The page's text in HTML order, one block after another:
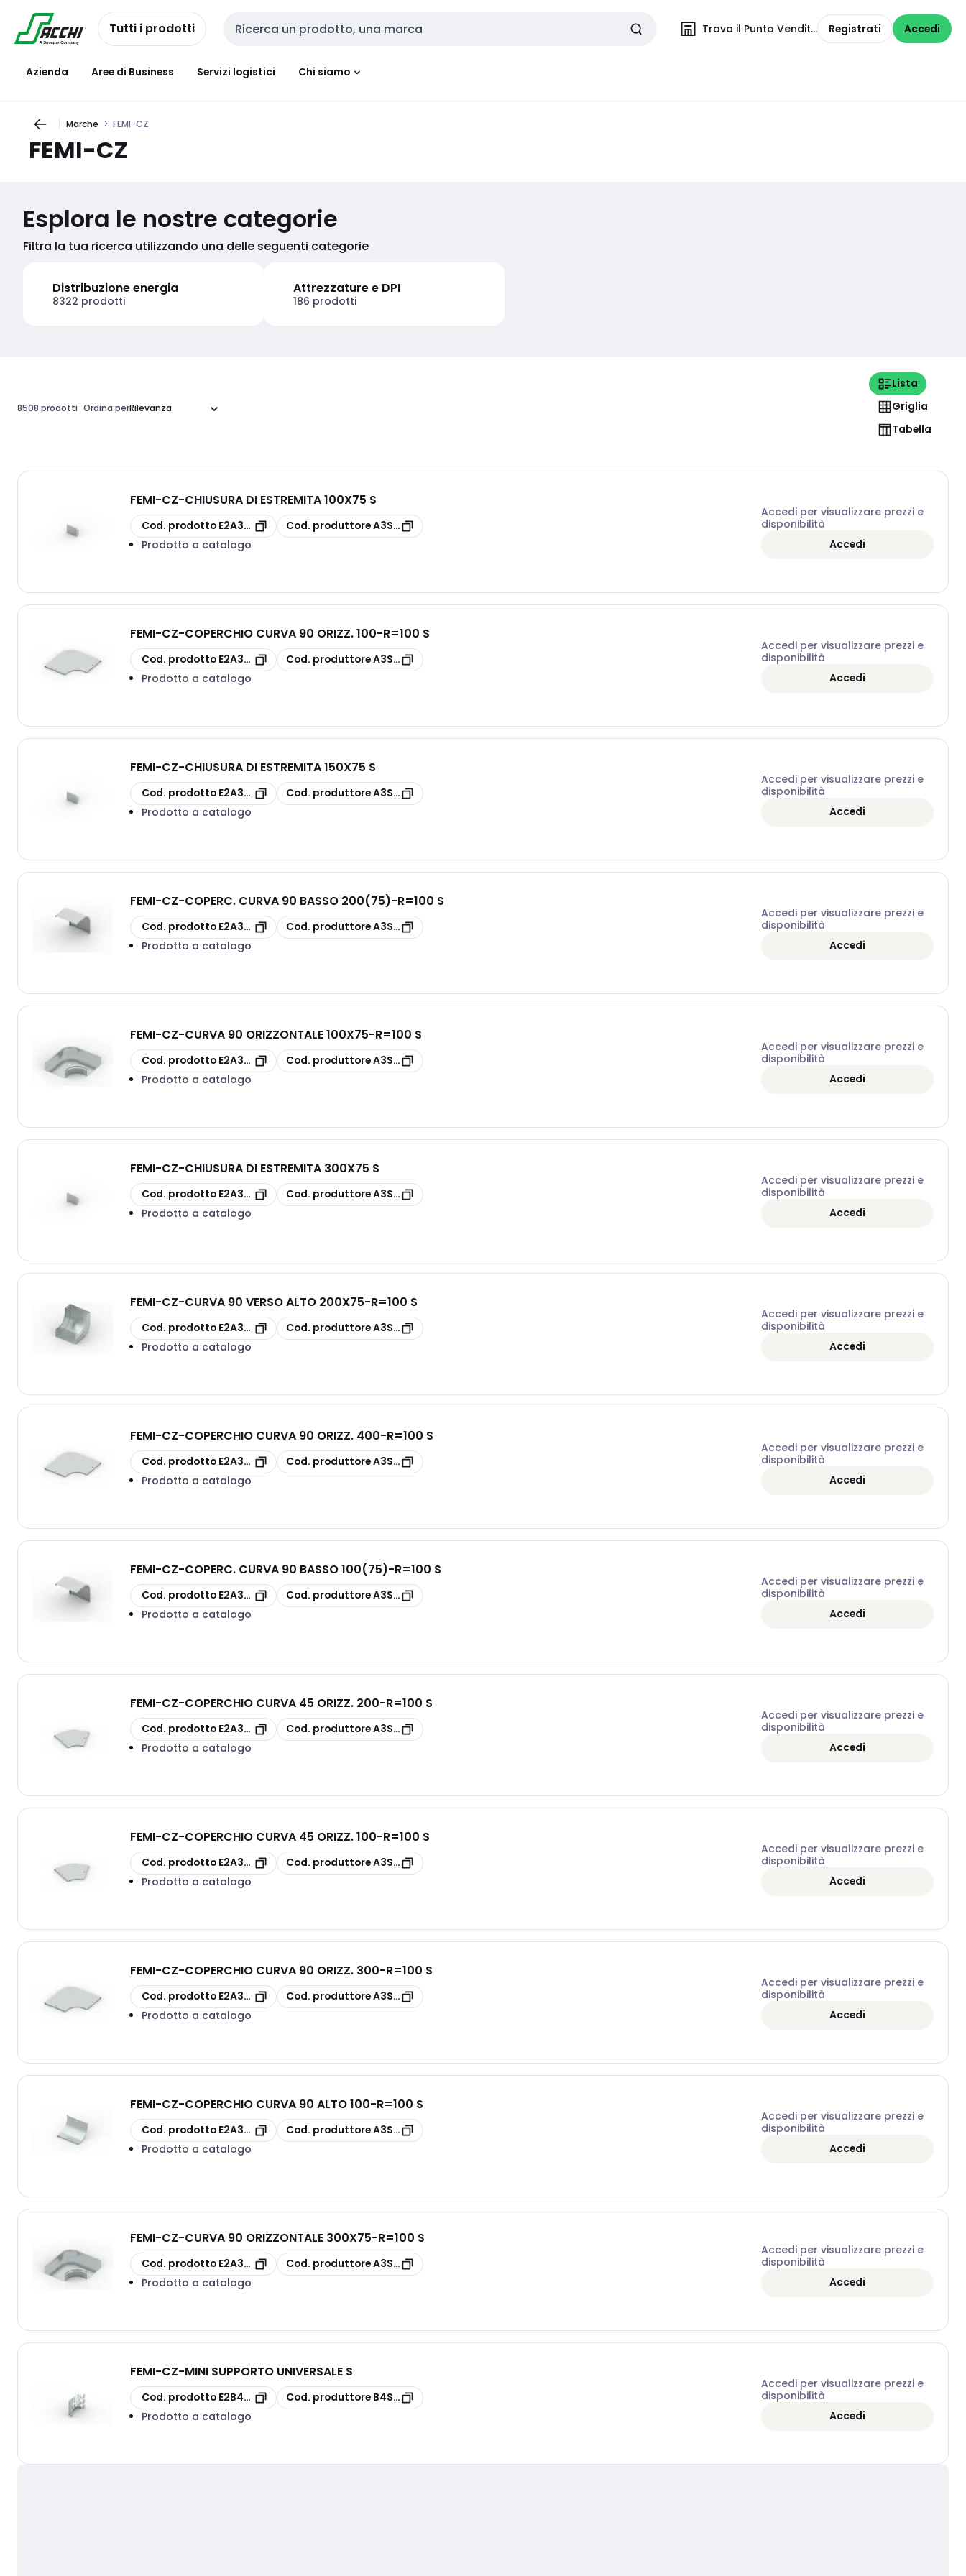
navigazione
Salta al
contenutoTutti i prodotti Cerca input Trova il Punto Vendita Registrati Accedi
Azienda Aree di Business Servizi logistici Chi siamo
Marche FEMI-CZ
FEMI-CZ
Esplora le nostre categorie
Filtra la tua ricerca utilizzando una delle seguenti categorie
Distribuzione energia
8322 prodotti
Attrezzature e DPI
186 prodotti
8508 prodotti Ordina per
Lista
Griglia
Tabella
FEMI-CZ-CHIUSURA DI ESTREMITA 100X75 S
copia
Cod. prodotto E2A3S26FXC100H
copia
Cod. produttoreA3S26FXC100H
Prodotto a catalogo
Accedi per visualizzare prezzi e
disponibilità
Accedi
FEMI-CZ-COPERCHIO CURVA 90 ORIZZ. 100-R=100 S
copia
Cod. prodotto E2A3S10G1P100D
copia
Cod. produttoreA3S10G1P100D
Prodotto a catalogo
Accedi per visualizzare prezzi e
disponibilità
Accedi
FEMI-CZ-CHIUSURA DI ESTREMITA 150X75 S
copia
Cod. prodotto E2A3S26FXC150H
copia
Cod. produttoreA3S26FXC150H
Prodotto a catalogo
Accedi per visualizzare prezzi e
disponibilità
Accedi
FEMI-CZ-COPERC. CURVA 90 BASSO 200(75)-R=100 S
copia
Cod. prodotto E2A3S33G1C200D
copia
Cod. produttoreA3S33G1C200D
Prodotto a catalogo
Accedi per visualizzare prezzi e
disponibilità
Accedi
FEMI-CZ-CURVA 90 ORIZZONTALE 100X75-R=100 S
copia
Cod. prodotto E2A3S10F1C100D
copia
Cod. produttoreA3S10F1C100D
Prodotto a catalogo
Accedi per visualizzare prezzi e
disponibilità
Accedi
FEMI-CZ-CHIUSURA DI ESTREMITA 300X75 S
copia
Cod. prodotto E2A3S26FXC300H
copia
Cod. produttoreA3S26FXC300H
Prodotto a catalogo
Accedi per visualizzare prezzi e
disponibilità
Accedi
FEMI-CZ-CURVA 90 VERSO ALTO 200X75-R=100 S
copia
Cod. prodotto E2A3S30F1C200D
copia
Cod. produttoreA3S30F1C200D
Prodotto a catalogo
Accedi per visualizzare prezzi e
disponibilità
Accedi
FEMI-CZ-COPERCHIO CURVA 90 ORIZZ. 400-R=100 S
copia
Cod. prodotto E2A3S10G1P400D
copia
Cod. produttoreA3S10G1P400D
Prodotto a catalogo
Accedi per visualizzare prezzi e
disponibilità
Accedi
FEMI-CZ-COPERC. CURVA 90 BASSO 100(75)-R=100 S
copia
Cod. prodotto E2A3S33G1C100D
copia
Cod. produttoreA3S33G1C100D
Prodotto a catalogo
Accedi per visualizzare prezzi e
disponibilità
Accedi
FEMI-CZ-COPERCHIO CURVA 45 ORIZZ. 200-R=100 S
copia
Cod. prodotto E2A3S11G1P200D
copia
Cod. produttoreA3S11G1P200D
Prodotto a catalogo
Accedi per visualizzare prezzi e
disponibilità
Accedi
FEMI-CZ-COPERCHIO CURVA 45 ORIZZ. 100-R=100 S
copia
Cod. prodotto E2A3S11G1P100D
copia
Cod. produttoreA3S11G1P100D
Prodotto a catalogo
Accedi per visualizzare prezzi e
disponibilità
Accedi
FEMI-CZ-COPERCHIO CURVA 90 ORIZZ. 300-R=100 S
copia
Cod. prodotto E2A3S10G1P300D
copia
Cod. produttoreA3S10G1P300D
Prodotto a catalogo
Accedi per visualizzare prezzi e
disponibilità
Accedi
FEMI-CZ-COPERCHIO CURVA 90 ALTO 100-R=100 S
copia
Cod. prodotto E2A3S30G1P100D
copia
Cod. produttoreA3S30G1P100D
Prodotto a catalogo
Accedi per visualizzare prezzi e
disponibilità
Accedi
FEMI-CZ-CURVA 90 ORIZZONTALE 300X75-R=100 S
copia
Cod. prodotto E2A3S10F1C300D
copia
Cod. produttoreA3S10F1C300D
Prodotto a catalogo
Accedi per visualizzare prezzi e
disponibilità
Accedi
FEMI-CZ-MINI SUPPORTO UNIVERSALE S
copia
Cod. prodotto E2B4S40H copia
Cod. produttore B4S40H
Prodotto a catalogo
Accedi per visualizzare prezzi e
disponibilità
Accedi